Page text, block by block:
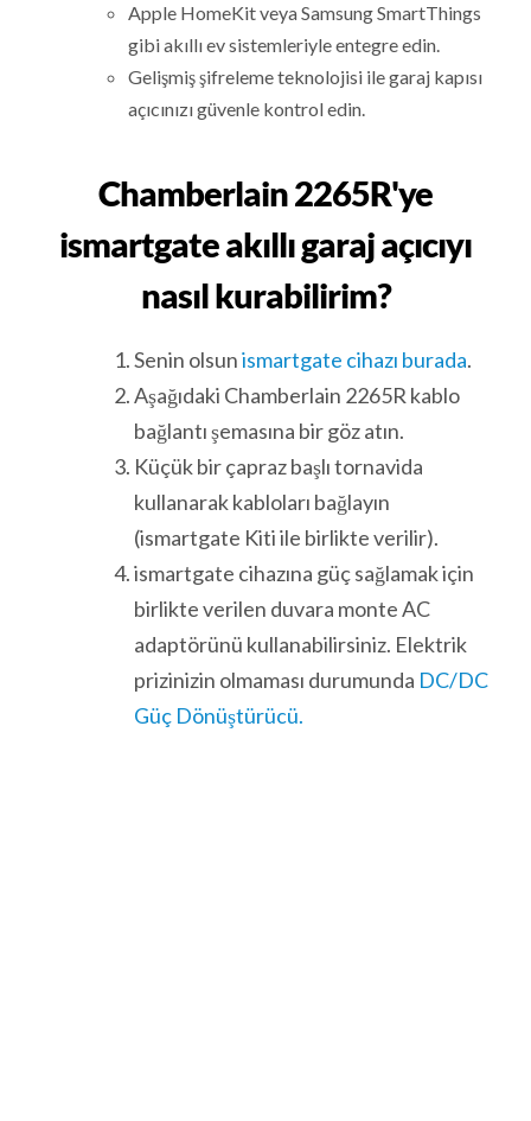
Apple HomeKit veya Samsung SmartThings
gibi akıllı ev sistemleriyle entegre edin.
Gelişmiş şifreleme teknolojisi ile garaj kapısı
açıcınızı güvenle kontrol edin.
Chamberlain 2265R'ye
ismartgate akıllı garaj açıcıyı
nasıl kurabilirim?
Senin olsunismartgate cihazı burada.
Aşağıdaki Chamberlain 2265R kablo
bağlantı şemasına bir göz atın.
Küçük bir çapraz başlı tornavida
kullanarak kabloları bağlayın
(ismartgate Kiti ile birlikte verilir).
ismartgate cihazına güç sağlamak için
birlikte verilen duvara monte AC
adaptörünü kullanabilirsiniz. Elektrik
prizinizin olmaması durumunda DC/DC
Güç Dönüştürücü.